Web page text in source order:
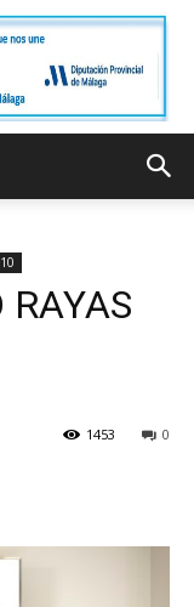
RAYAS
0
1453